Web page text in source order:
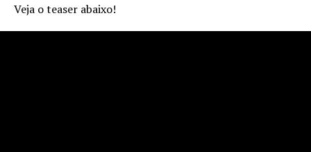
Veja o teaser abaixo!